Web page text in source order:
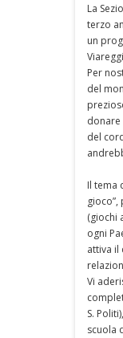
La
terzo
un
Per
del
donare
del
Il tema
(giochi
ogni
attiva il
Vi
S.
scuola